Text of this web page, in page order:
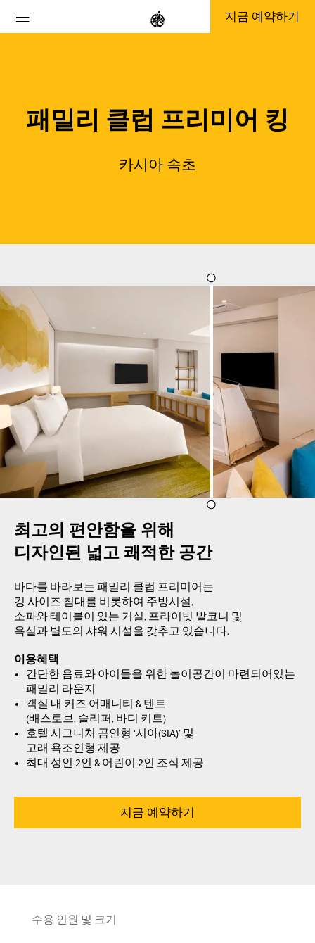
지금 예약하기
패밀리 클럽 프리미어 킹
카시아 속초
최고의 편안함을 위해
디자인된 넓고 쾌적한 공간
바다를 바라보는 패밀리 클럽 프리미어는
킹 사이즈 침대를 비롯하여 주방시설,
소파와 테이블이 있는 거실, 프라이빗 발코니 및
욕실과 별도의 샤워 시설을 갖추고 있습니다.
이용혜택
간단한 음료와 아이들을 위한 놀이공간이 마련되어있는
패밀리 라운지
객실 내 키즈 어매니티 & 텐트
(배스로브, 슬리퍼, 바디 키트)
호텔 시그니처 곰인형 ‘시아(SIA)’ 및
고래 욕조인형 제공
최대 성인 2인 & 어린이 2인 조식 제공
지금 예약하기
수용 인원 및 크기